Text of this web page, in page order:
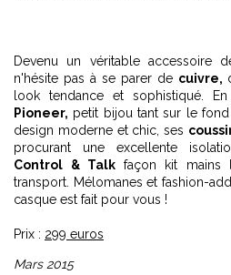
Devenu un véritable accessoire
n'hésite pas à se parer de cuivre,
look tendance et sophistiqué.
Pioneer, petit bijou tant sur le
design moderne et chic, ses
procurant une excellente
Control & Talk façon kit
transport. Mélomanes et fashion-
casque est fait pour vous !
Prix : 299 euros
Mars 2015